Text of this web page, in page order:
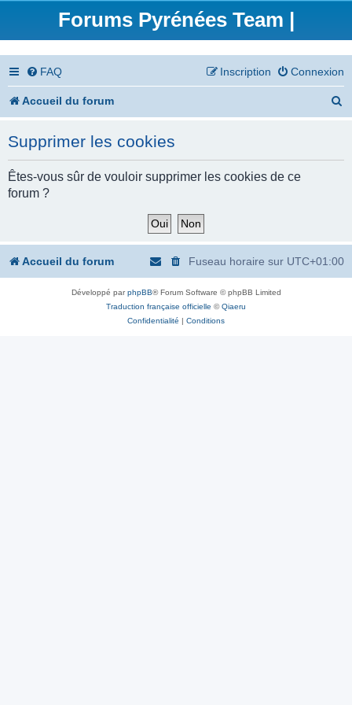
Forums Pyrénées Team |
FAQ Connexion
Inscription
Accueil du forum
c
Supprimer les cookies
Êtes-vous sûr de vouloir supprimer les cookies de ce
forum ?
Accueil du forum Fuseau horaire sur UTC+01:00
Développé parphpBB® Forum Software © phpBB Limited
Traduction française officielle ©Qiaeru
Confidentialité | Conditions